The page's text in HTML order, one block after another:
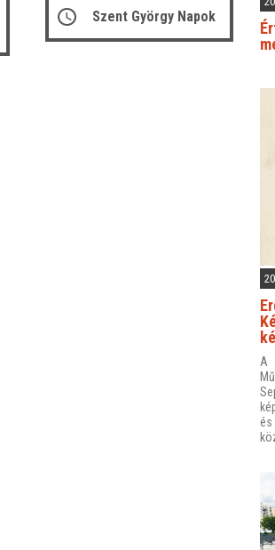
Szent György Napok
A